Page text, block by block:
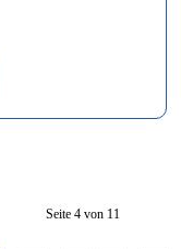
Seite 4 von 11